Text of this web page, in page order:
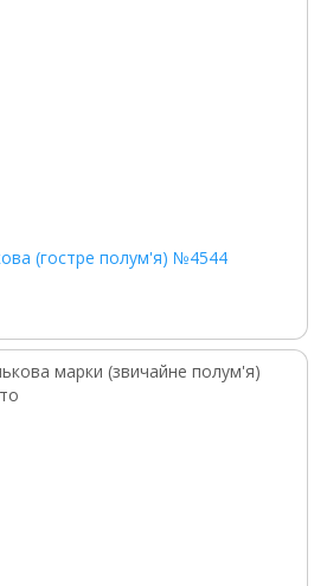
(гостре полум'я) №4544